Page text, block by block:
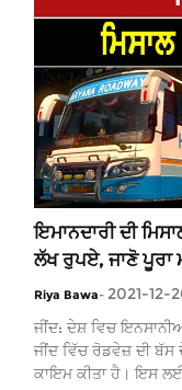
ਇਮਾਨਦਾਰੀ ਦੀ
ਲੱਖ ਰੁਪਏ, ਜਾਣੋ ਪੂਰਾ
Riya Bawa- 2021-12-
ਜੀਂਦ: ਦੇਸ਼ ਵਿਚ
ਜੀਂਦ ਵਿੱਚ ਰੋਡਵੇਜ਼ ਦੀ
ਕਾਇਮ ਕੀਤਾ ਹੈ। ਇਸ